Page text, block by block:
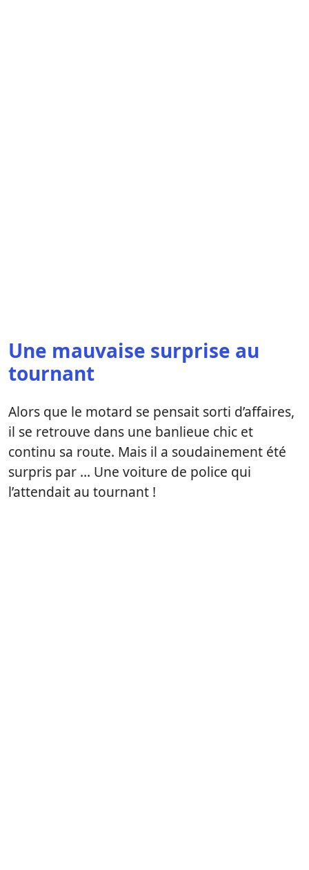
Une mauvaise surprise au
tournant
Alors que le motard se pensait sorti d’affaires,
il se retrouve dans une banlieue chic et
continu sa route. Mais il a soudainement été
surpris par … Une voiture de police qui
l’attendait au tournant !